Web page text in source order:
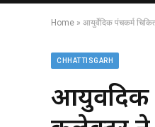
Home » आयुर्वेदिक पंचकर्म
CHHATTISGARH
आयुर्वेदिक